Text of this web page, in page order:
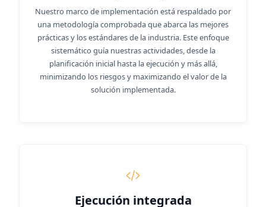
Nuestro marco de implementación está respaldado por
una metodología comprobada que abarca las mejores
prácticas y los estándares de la industria. Este enfoque
sistemático guía nuestras actividades, desde la
planificación inicial hasta la ejecución y más allá,
minimizando los riesgos y maximizando el valor de la
solución implementada.
Ejecución integrada